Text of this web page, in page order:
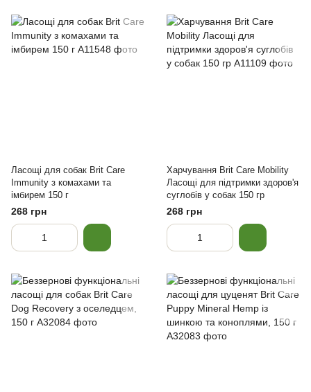
Ласощі для собак Brit Care
Immunity з комахами та
імбирем 150 г
268 грн
Харчування Brit Care Mobility
Ласощі для підтримки здоров'я
суглобів у собак 150 гр
268 грн